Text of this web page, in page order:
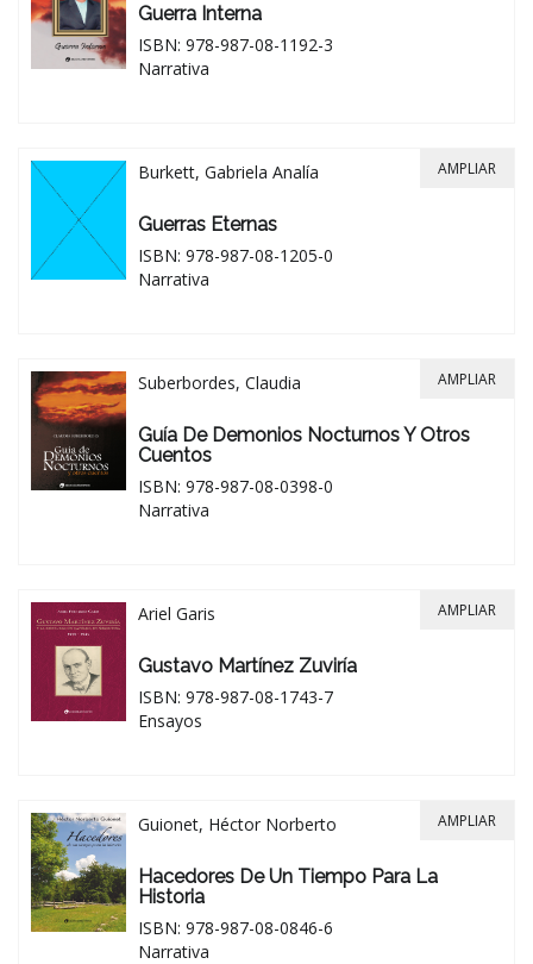
Guerra Interna
ISBN: 978-987-08-1192-3
Narrativa
Burkett, Gabriela Analía
Guerras Eternas
ISBN: 978-987-08-1205-0
Narrativa
AMPLIAR
Suberbordes, Claudia
Guía De Demonios Nocturnos Y Otros
Cuentos
ISBN: 978-987-08-0398-0
Narrativa
AMPLIAR
Ariel Garis
Gustavo Martínez Zuviría
ISBN: 978-987-08-1743-7
Ensayos
AMPLIAR
Guionet, Héctor Norberto
Hacedores De Un Tiempo Para La
Historia
ISBN: 978-987-08-0846-6
Narrativa
AMPLIAR